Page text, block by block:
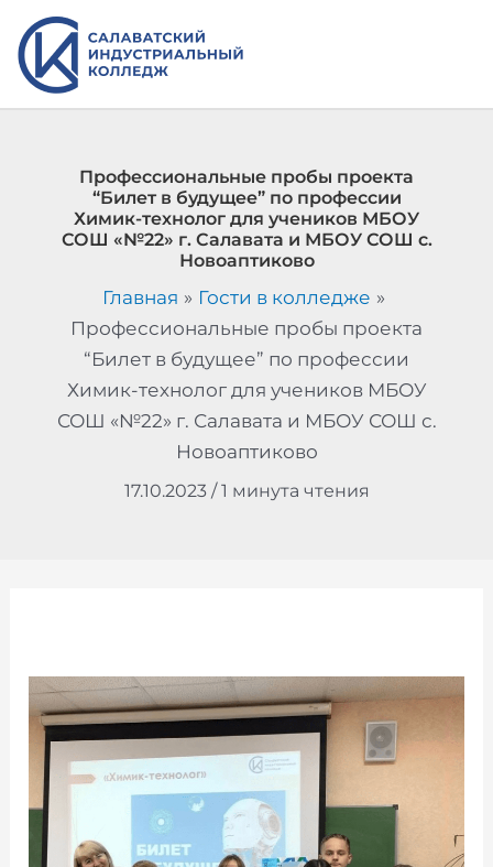
Перейти
содержимому
Профессиональные пробы проекта
“Билет в будущее” по профессии
Химик-технолог для учеников МБОУ
СОШ «№22» г. Салавата и МБОУ СОШ с.
Новоаптиково
Главная
Гости в колледже
Профессиональные пробы проекта
“Билет в будущее” по профессии
Химик-технолог для учеников МБОУ
СОШ «№22» г. Салавата и МБОУ СОШ с.
Новоаптиково
17.10.2023 /1 минута чтения